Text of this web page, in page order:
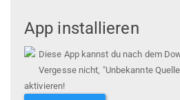
App installieren
Diese App kannst du nach dem
Vergesse nicht, "Unbekannte
aktivieren!